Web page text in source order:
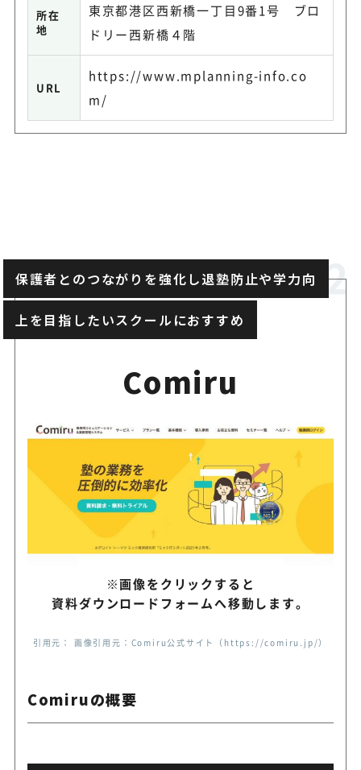
所在
地
東京都港区西新橋一丁目9番1号 ブロ
ドリー西新橋４階
URL
https://www.mplanning-info.co
m/
保護者とのつながりを強化し退塾防止や学力向
上を目指したいスクールにおすすめ
Comiru
※画像をクリックすると
資料ダウンロードフォームへ移動します。
引用元： 画像引用元：Comiru公式サイト（https://comiru.jp/）
Comiruの概要